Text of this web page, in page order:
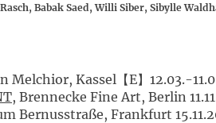
Babak Saed, Willi Siber, Sibylle
Karin Melchior,
, Brennecke Fine Art,
Bernusstraße, Frankfurt